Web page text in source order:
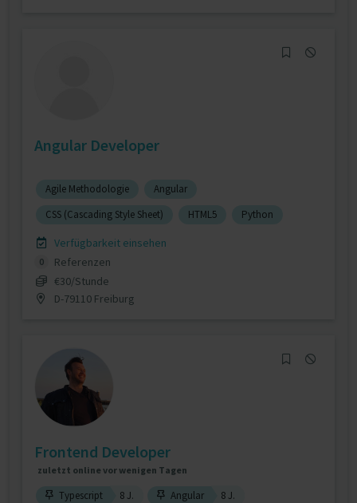
Angular Developer
Agile Methodologie
Angular
CSS (Cascading Style Sheet)
HTML5 Python
Verfügbarkeit einsehen
0
Referenzen
€30/Stunde
D-79110 Freiburg
Frontend Developer
zuletzt online vor wenigen Tagen
Typescript 8 J. Angular
8 J.